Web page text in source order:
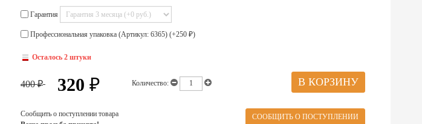
Гарантия
Профессиональная упаковка (Артикул: 6365) (+250 ₽)
Осталось 2 штуки
400₽ 320 ₽ Количество:
Сообщить о поступлении товара